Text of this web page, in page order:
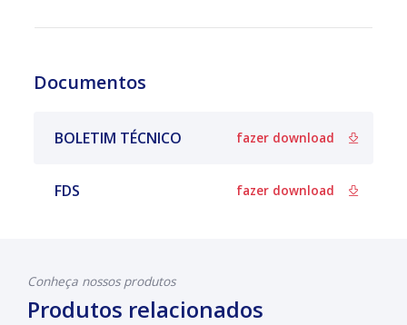
Documentos
BOLETIM TÉCNICO fazer download
FDS fazer download
Conheça nossos produtos
Produtos relacionados